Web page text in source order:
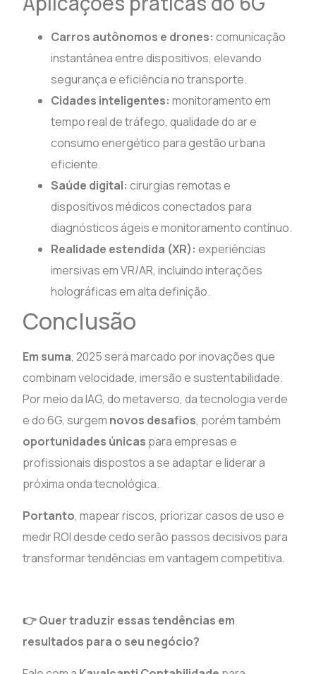
Carros autônomos e drones: comunicação
instantânea entre dispositivos, elevando
segurança e eficiência no transporte.
Cidades inteligentes: monitoramento em
tempo real de tráfego, qualidade do ar e
consumo energético para gestão urbana
eficiente.
Saúde digital: cirurgias remotas e
dispositivos médicos conectados para
diagnósticos ágeis e monitoramento contínuo.
Realidade estendida (XR): experiências
imersivas em VR/AR, incluindo interações
holográficas em alta definição.
Conclusão
Em suma, 2025 será marcado por inovações que
combinam velocidade, imersão e sustentabilidade.
Por meio da IAG, do metaverso, da tecnologia verde
e do 6G, surgem novos desafios, porém também
oportunidades únicas para empresas e
profissionais dispostos a se adaptar e liderar a
próxima onda tecnológica.
Portanto, mapear riscos, priorizar casos de uso e
medir ROI desde cedo serão passos decisivos para
transformar tendências em vantagem competitiva.
👉 Quer traduzir essas tendências em
resultados para o seu negócio?